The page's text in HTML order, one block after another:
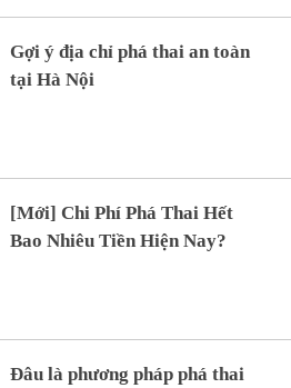
Gợi ý địa chỉ phá thai an toàn
tại Hà Nội
[Mới] Chi Phí Phá Thai Hết
Bao Nhiêu Tiền Hiện Nay?
Đâu là phương pháp phá thai